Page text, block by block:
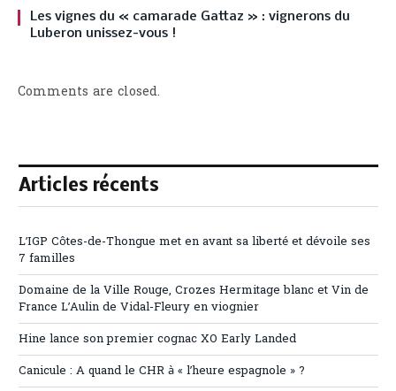
Les vignes du « camarade Gattaz » : vignerons du
Luberon unissez-vous !
Comments are closed.
Articles récents
L’IGP Côtes-de-Thongue met en avant sa liberté et dévoile ses
7 familles
Domaine de la Ville Rouge, Crozes Hermitage blanc et Vin de
France L’Aulin de Vidal-Fleury en viognier
Hine lance son premier cognac XO Early Landed
Canicule : A quand le CHR à « l’heure espagnole » ?